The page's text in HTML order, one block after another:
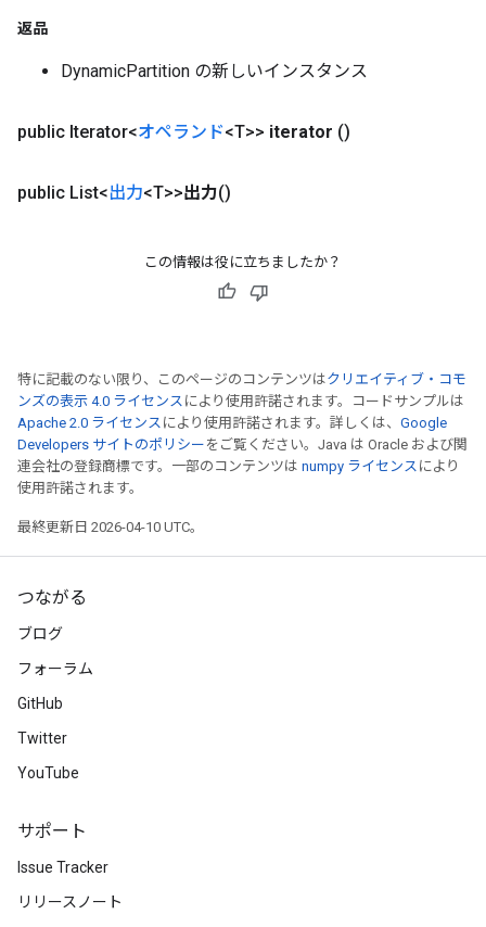
返品
DynamicPartition の新しいインスタンス
public Iterator<オペランド<T>> iterator ()
public List<出力<T>>出力()
この情報は役に立ちましたか？
特に記載のない限り、このページのコンテンツはクリエイティブ・コモ
ンズの表示 4.0 ライセンス により使用許諾されます。コードサンプルは
Apache 2.0 ライセンス により使用許諾されます。詳しくは、 Google
Developers サイトのポリシー をご覧ください。Java は Oracle および関
連会社の登録商標です。一部のコンテンツは numpy ライセンス により
使用許諾されます。
最終更新日 2026-04-10 UTC。
つながる
ブログ
フォーラム
GitHub
Twitter
YouTube
サポート
Issue Tracker
リリースノート